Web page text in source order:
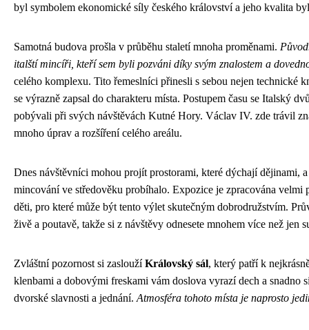
byl symbolem ekonomické síly českého království a jeho kvalita
Samotná budova prošla v průběhu staletí mnoha proměnami.
italští mincíři, kteří sem byli pozváni díky svým znalostem a
celého komplexu. Tito řemeslníci přinesli s sebou nejen technické
se výrazně zapsal do charakteru místa. Postupem času se Italský
pobývali při svých návštěvách Kutné Hory. Václav IV. zde trávil
mnoho úprav a rozšíření celého areálu.
Dnes návštěvníci mohou projít prostorami, které dýchají dějinami,
mincování ve středověku probíhalo. Expozice je zpracována
děti, pro které může být tento výlet skutečným dobrodružstvím.
živě a poutavě, takže si z návštěvy odnesete mnohem více než jen
Zvláštní pozornost si zasloužíKrálovský sál, který patří k
klenbami a dobovými freskami vám doslova vyrazí dech a snadno
dvorské slavnosti a jednání. Atmosféra tohoto místa je naprosto